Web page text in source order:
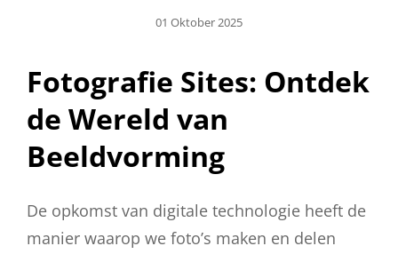
Geplaatst
01 Oktober 2025
Fotografie Sites: Ontdek
de Wereld van
Beeldvorming
De opkomst van digitale technologie heeft de
manier waarop we foto’s maken en delen